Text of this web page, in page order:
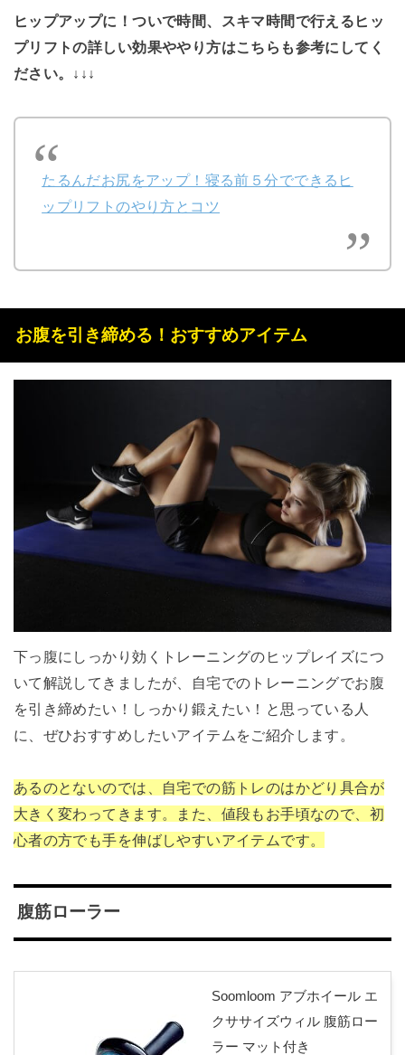
ヒップアップに！ついで時間、スキマ時間で行えるヒッ
プリフトの詳しい効果ややり方はこちらも参考にしてく
ださい。↓↓↓
たるんだお尻をアップ！寝る前５分でできるヒ
ップリフトのやり方とコツ
お腹を引き締める！おすすめアイテム
下っ腹にしっかり効くトレーニングのヒップレイズにつ
いて解説してきましたが、自宅でのトレーニングでお腹
を引き締めたい！しっかり鍛えたい！と思っている人
に、ぜひおすすめしたいアイテムをご紹介します。
あるのとないのでは、自宅での筋トレのはかどり具合が
大きく変わってきます。また、値段もお手頃なので、初
心者の方でも手を伸ばしやすいアイテムです。
腹筋ローラー
Soomloom アブホイール エ
クササイズウィル 腹筋ロー
ラー マット付き